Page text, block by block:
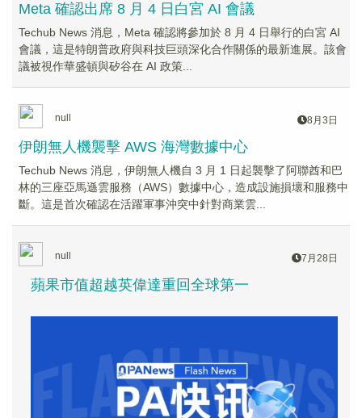
Meta 確認出席 8 月 4 日白宮 AI 會議
Techub News 消息，Meta 確認將參加於 8 月 4 日舉行的白宮 AI
會議，這是特朗普政府與科技巨頭深化合作關係的最新進展。該會
議被視作華盛頓與矽谷在 AI 政策...
null 8月3日
伊朗無人機襲擊 AWS 海灣數據中心
Techub News 消息，伊朗無人機自 3 月 1 日起襲擊了阿聯酋和巴
林的三座亞馬遜雲服務（AWS）數據中心，造成設施損壞和服務中
斷。這是首次確認在活躍軍事沖突中針對商業雲...
null 7月28日
蘋果市值超越英偉達重回全球第一